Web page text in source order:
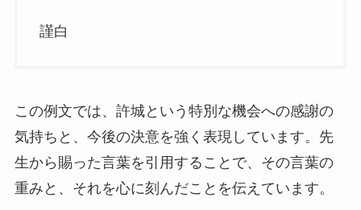
謹白
この例文では、許城という特別な機会への感謝の
気持ちと、今後の決意を強く表現しています。先
生から賜った言葉を引用することで、その言葉の
重みと、それを心に刻んだことを伝えています。